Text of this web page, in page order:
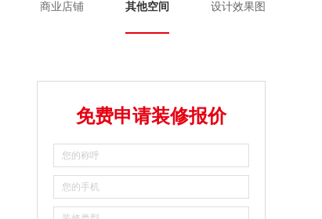
商业店铺 其他空间 设计效果图
免费申请装修报价